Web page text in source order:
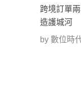
跨境訂單
造護城河
by 數位時